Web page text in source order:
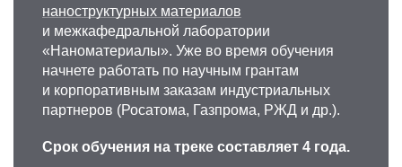
Александр Григорьевич
Савченко
физического материаловедения
наноструктурных материалов
и межкафедральной лаборатории
«Наноматериалы». Уже во время обучения
начнете работать по научным грантам
и корпоративным заказам индустриальных
партнеров (Росатома, Газпрома, РЖД и др.).
Срок обучения на треке составляет 4 года.